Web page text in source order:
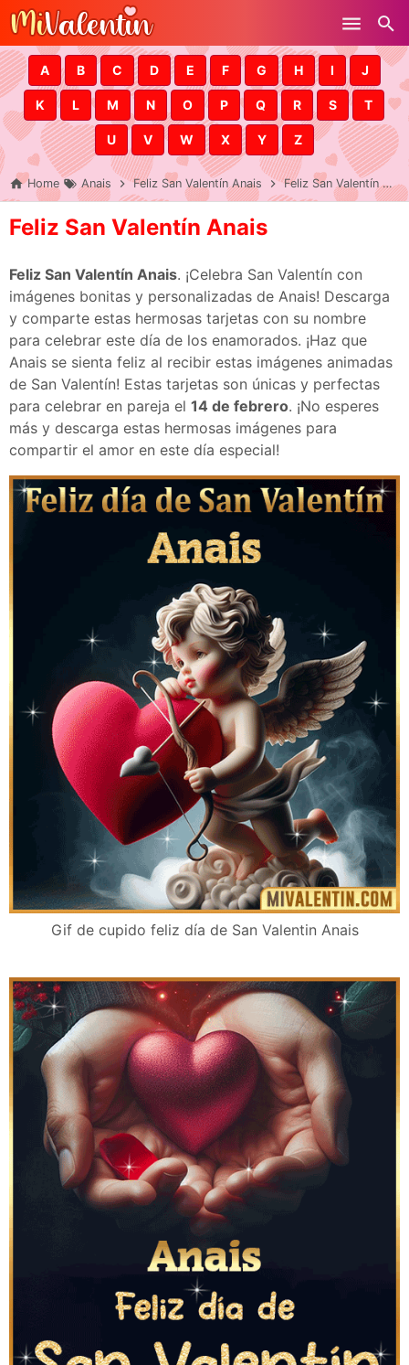
Skip to main content
A B C D E F G H I J
K L M N O P Q R S T
U V W X Y Z
Home Anais Feliz San Valentín Anais Feliz San Valentín Anais
Feliz San Valentín Anais
Feliz San Valentín Anais. ¡Celebra San Valentín con
imágenes bonitas y personalizadas de Anais! Descarga
y comparte estas hermosas tarjetas con su nombre
para celebrar este día de los enamorados. ¡Haz que
Anais se sienta feliz al recibir estas imágenes animadas
de San Valentín! Estas tarjetas son únicas y perfectas
para celebrar en pareja el 14 de febrero. ¡No esperes
más y descarga estas hermosas imágenes para
compartir el amor en este día especial!
Gif de cupido feliz día de San Valentin Anais